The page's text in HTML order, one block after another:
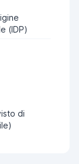
(IDP)
di